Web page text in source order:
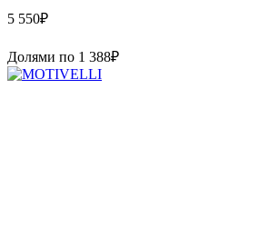
5 550₽
Долями по 1 388₽